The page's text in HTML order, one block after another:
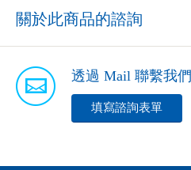
關於此商品的諮詢
透過 Mail 聯繫我們
填寫諮詢表單